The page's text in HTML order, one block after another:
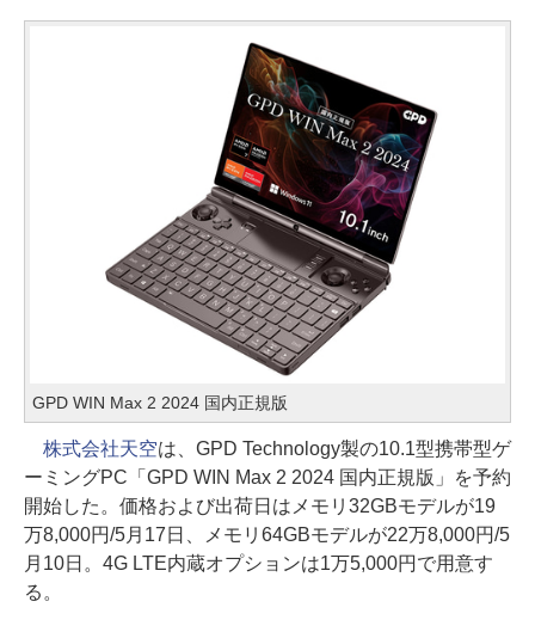
GPD WIN Max 2 2024 国内正規版
株式会社天空は、GPD Technology製の10.1型携帯型ゲ
ーミングPC「GPD WIN Max 2 2024 国内正規版」を予約
開始した。価格および出荷日はメモリ32GBモデルが19
万8,000円/5月17日、メモリ64GBモデルが22万8,000円/5
月10日。4G LTE内蔵オプションは1万5,000円で用意す
る。